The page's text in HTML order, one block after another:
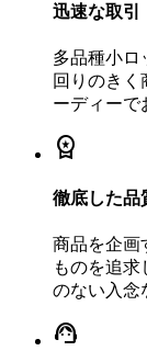
迅速な取引
多品種小ロ
回りのきく
ーディーで
workspace_premium
徹底した品
商品を企画
ものを追
のない入念
support_agent